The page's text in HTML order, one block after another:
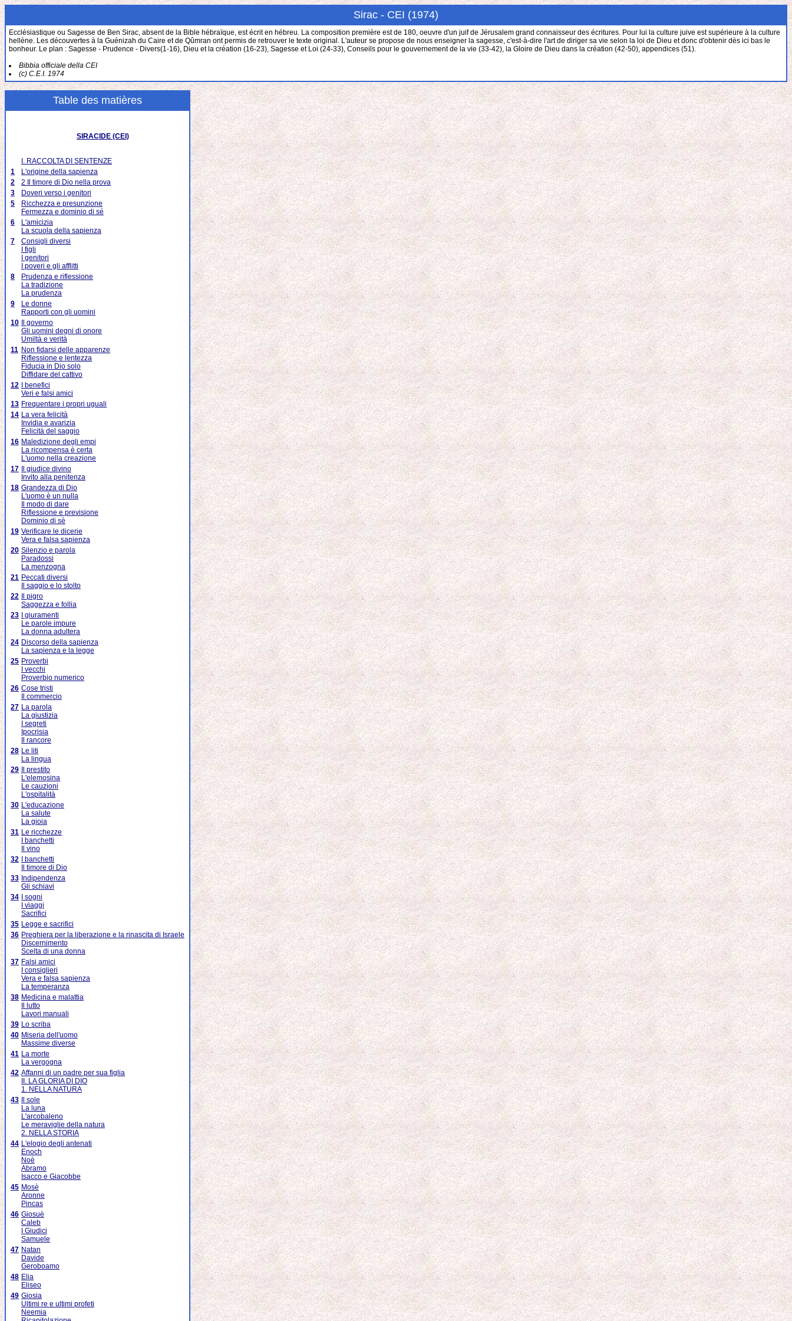
Sirac - CEI (1974)
Ecclésiastique ou Sagesse de Ben Sirac, absent de la Bible hébraïque, est écrit en hébreu. La composition première est de 180, oeuvre d'un juif de Jérusalem grand connaisseur des écritures. Pour lui la culture juive est supérieure à la culture
hellène. Les découvertes à la Guénizah du Caire et de Qûmran ont permis de retrouver le texte original. L'auteur se propose de nous enseigner la sagesse, c'est-à-dire l'art de diriger sa vie selon la loi de Dieu et donc d'obtenir dès ici bas le
bonheur. Le plan : Sagesse - Prudence - Divers(1-16), Dieu et la création (16-23), Sagesse et Loi (24-33), Conseils pour le gouvernement de la vie (33-42), la Gloire de Dieu dans la création (42-50), appendices (51).
Bibbia officiale della CEI
(c) C.E.I. 1974
Table des matières
SIRACIDE (CEI)
I. RACCOLTA DI SENTENZE
1
L'origine della sapienza
2
2 Il timore di Dio nella prova
3
Doveri verso i genitori
5
Ricchezza e presunzione
Fermezza e dominio di sé
6
L'amicizia
La scuola della sapienza
7
Consigli diversi
I figli
I genitori
I poveri e gli afflitti
8
Prudenza e riflessione
La tradizione
La prudenza
9
Le donne
Rapporti con gli uomini
10
Il governo
Gli uomini degni di onore
Umiltà e verità
11 Non fidarsi delle apparenze
Riflessione e lentezza
Fiducia in Dio solo
Diffidare del cattivo
12
I benefici
Veri e falsi amici
13 Frequentare i propri uguali
14 La vera felicità
Invidia e avarizia
Felicità del saggio
16 Maledizione degli empi
La ricompensa è certa
L'uomo nella creazione
17
Il giudice divino
Invito alla penitenza
18 Grandezza di Dio
L'uomo è un nulla
Il modo di dare
Riflessione e previsione
Dominio di sè
19 Verificare le dicerie
Vera e falsa sapienza
20 Silenzio e parola
Paradossi
La menzogna
21 Peccati diversi
Il saggio e lo stolto
22
Il pigro
Saggezza e follia
23
I giuramenti
Le parole impure
La donna adultera
24 Discorso della sapienza
La sapienza e la legge
25 Proverbi
I vecchi
Proverbio numerico
26 Cose tristi
Il commercio
27 La parola
La giustizia
I segreti
Ipocrisia
Il rancore
28 Le liti
La lingua
29
Il prestito
L'elemosina
Le cauzioni
L'ospitalità
30 L'educazione
La salute
La gioia
31 Le ricchezze
I banchetti
Il vino
32
I banchetti
Il timore di Dio
33 Indipendenza
Gli schiavi
34
I sogni
I viaggi
Sacrifici
35 Legge e sacrifici
36 Preghiera per la liberazione e la rinascita di Israele
Discernimento
Scelta di una donna
37 Falsi amici
I consiglieri
Vera e falsa sapienza
La temperanza
38 Medicina e malattia
Il lutto
Lavori manuali
39 Lo scriba
40 Miseria dell'uomo
Massime diverse
41 La morte
La vergogna
42 Affanni di un padre per sua figlia
II. LA GLORIA DI DIO
1. NELLA NATURA
43
Il sole
La luna
L'arcobaleno
Le meraviglie della natura
2. NELLA STORIA
44 L'elogio degli antenati
Enoch
Noè
Abramo
Isacco e Giacobbe
45 Mosè
Aronne
Pincas
46 Giosuè
Caleb
I Giudici
Samuele
47 Natan
Davide
Geroboamo
48 Elia
Eliseo
49 Giosia
Ultimi re e ultimi profeti
Neemia